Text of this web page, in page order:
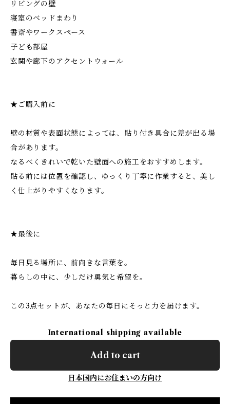
リビングの壁
寝室のベッドまわり
書斎やワークスペース
子ども部屋
玄関や廊下のアクセントウォール
★ご購入前に
壁の材質や表面状態によっては、貼り付き具合に差が出る場
合があります。
なるべくきれいで乾いた壁面への施工をおすすめします。
貼る前には位置を確認し、ゆっくり丁寧に作業すると、美し
く仕上がりやすくなります。
★最後に
毎日見る場所に、前向きな言葉を。
暮らしの中に、少しだけ勇気と希望を。
この3点セットが、あなたの毎日にそっと力を届けます。
International shipping available
Add to cart
日本国内にお住まいの方向け